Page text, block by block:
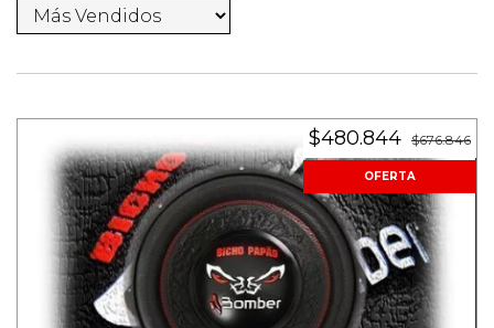
$480.844 $676.846
OFERTA